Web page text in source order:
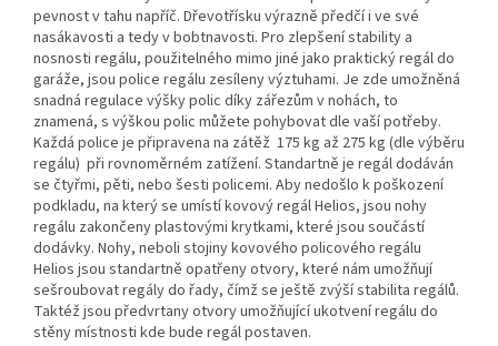
pevnost v tahu napříč. Dřevotřísku výrazně předčí i ve své
nasákavosti a tedy v bobtnavosti. Pro zlepšení stability a
nosnosti regálu, použitelného mimo jiné jako praktický regál do
garáže, jsou police regálu zesíleny výztuhami. Je zde umožněná
snadná regulace výšky polic díky zářezům v nohách, to
znamená, s výškou polic můžete pohybovat dle vaší potřeby.
Každá police je připravena na zátěž 175 kg až 275 kg (dle výběru
regálu) při rovnoměrném zatížení. Standartně je regál dodáván
se čtyřmi, pěti, nebo šesti policemi. Aby nedošlo k poškození
podkladu, na který se umístí kovový regál Helios, jsou nohy
regálu zakončeny plastovými krytkami, které jsou součástí
dodávky. Nohy, neboli stojiny kovového policového regálu
Helios jsou standartně opatřeny otvory, které nám umožňují
sešroubovat regály do řady, čímž se ještě zvýší stabilita regálů.
Taktéž jsou předvrtany otvory umožňující ukotvení regálu do
stěny místnosti kde bude regál postaven.